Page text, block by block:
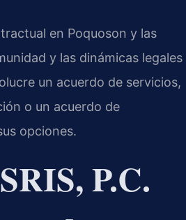
en Poquoson y las
y las dinámicas legales
un acuerdo de servicios,
o un acuerdo de
opciones.
P.C.